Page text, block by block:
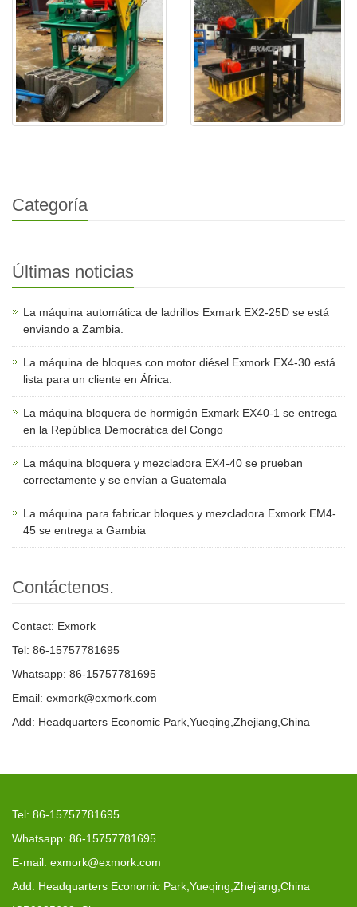
Categoría
Últimas noticias
La máquina automática de ladrillos Exmark EX2-25D se está
enviando a Zambia.
La máquina de bloques con motor diésel Exmork EX4-30 está
lista para un cliente en África.
La máquina bloquera de hormigón Exmark EX40-1 se entrega
en la República Democrática del Congo
La máquina bloquera y mezcladora EX4-40 se prueban
correctamente y se envían a Guatemala
La máquina para fabricar bloques y mezcladora Exmork EM4-
45 se entrega a Gambia
Contáctenos.
Contact: Exmork
Tel: 86-15757781695
Whatsapp: 86-15757781695
Email: exmork@exmork.com
Add: Headquarters Economic Park,Yueqing,Zhejiang,China
Tel: 86-15757781695
Whatsapp: 86-15757781695
E-mail: exmork@exmork.com
Add: Headquarters Economic Park,Yueqing,Zhejiang,China